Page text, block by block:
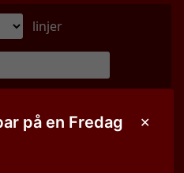
linjer
på en Fredag